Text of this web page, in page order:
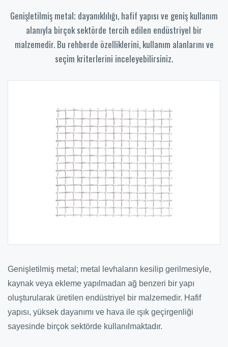
Genişletilmiş metal; dayanıklılığı, hafif yapısı ve geniş kullanım
alanıyla birçok sektörde tercih edilen endüstriyel bir
malzemedir. Bu rehberde özelliklerini, kullanım alanlarını ve
seçim kriterlerini inceleyebilirsiniz.
Genişletilmiş metal; metal levhaların kesilip gerilmesiyle,
kaynak veya ekleme yapılmadan ağ benzeri bir yapı
oluşturularak üretilen endüstriyel bir malzemedir. Hafif
yapısı, yüksek dayanımı ve hava ile ışık geçirgenliği
sayesinde birçok sektörde kullanılmaktadır.